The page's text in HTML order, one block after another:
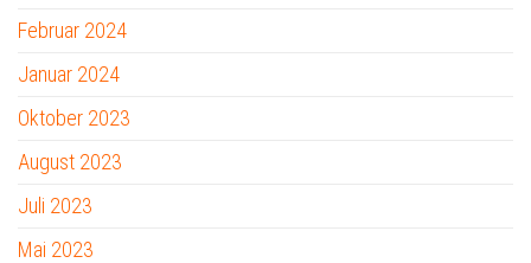
Februar 2024
Januar 2024
Oktober 2023
August 2023
Juli 2023
Mai 2023